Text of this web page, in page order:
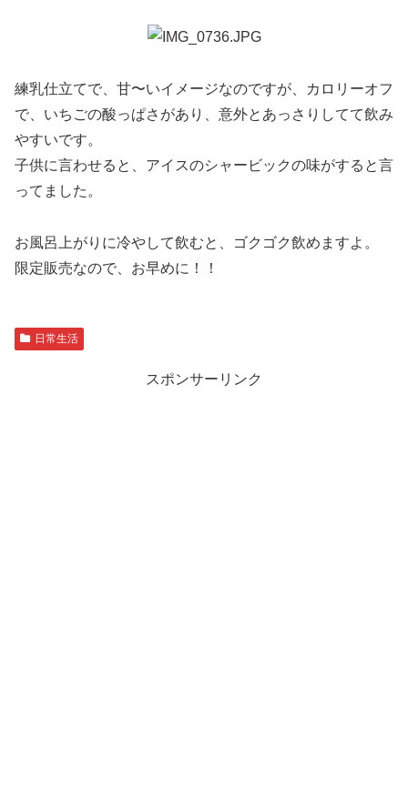
練乳仕立てで、甘〜いイメージなのですが、カロリーオフ
で、いちごの酸っぱさがあり、意外とあっさりしてて飲み
やすいです。
子供に言わせると、アイスのシャービックの味がすると言
ってました。
お風呂上がりに冷やして飲むと、ゴクゴク飲めますよ。
限定販売なので、お早めに！！
日常生活
スポンサーリンク